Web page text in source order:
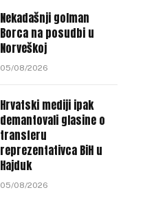
Nekadašnji golman
Borca na posudbi u
Norveškoj
05/08/2026
Hrvatski mediji ipak
demantovali glasine o
transferu
reprezentativca BiH u
Hajduk
05/08/2026